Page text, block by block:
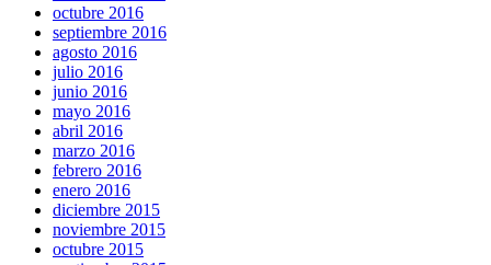
octubre 2016
septiembre 2016
agosto 2016
julio 2016
junio 2016
mayo 2016
abril 2016
marzo 2016
febrero 2016
enero 2016
diciembre 2015
noviembre 2015
octubre 2015